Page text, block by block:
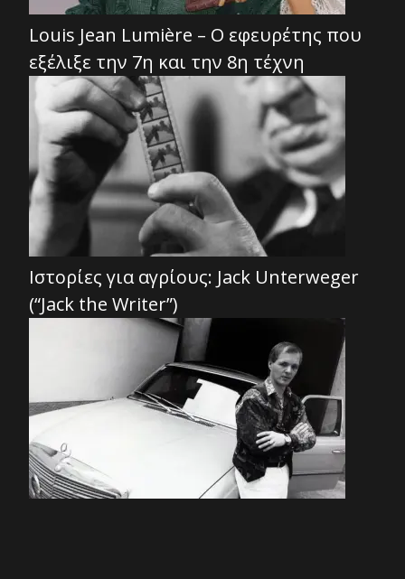
Louis Jean Lumière – Ο εφευρέτης που
εξέλιξε την 7η και την 8η τέχνη
Ιστορίες για αγρίους: Jack Unterweger
(“Jack the Writer”)